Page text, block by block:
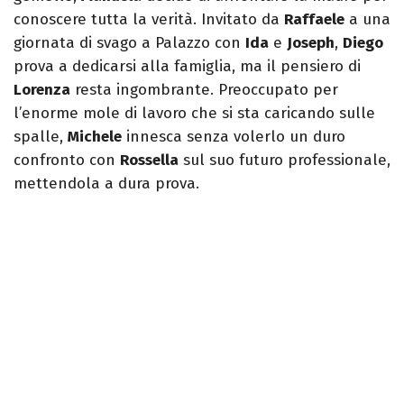
conoscere tutta la verità. Invitato da Raffaele a una
giornata di svago a Palazzo con Ida e Joseph, Diego
prova a dedicarsi alla famiglia, ma il pensiero di
Lorenza resta ingombrante. Preoccupato per
l’enorme mole di lavoro che si sta caricando sulle
spalle, Michele innesca senza volerlo un duro
confronto con Rossella sul suo futuro professionale,
mettendola a dura prova.